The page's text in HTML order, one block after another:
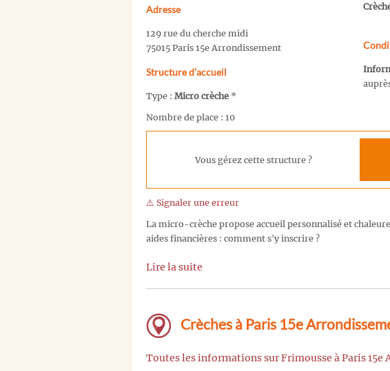
Adresse
129 rue du cherche midi
75015 Paris 15e Arrondissement
Structure d’accueil
Type : Micro crèche *
Nombre de place : 10
Vous gérez cette structure ?
⚠️ Signaler une erreur
La micro-crèche propose accueil personnalisé et
aides financières : comment s'y inscrire ?
Lire la suite
Crèches à Paris 15e
Toutes les informations sur Frimousse à Paris 15e